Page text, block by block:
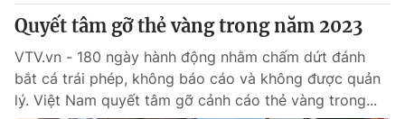
Quyết tâm gỡ thẻ vàng trong năm 2023
VTV.vn - 180 ngày hành động nhằm chấm dứt đánh
bắt cá trái phép, không báo cáo và không được quản
lý. Việt Nam quyết tâm gỡ cảnh cáo thẻ vàng trong...